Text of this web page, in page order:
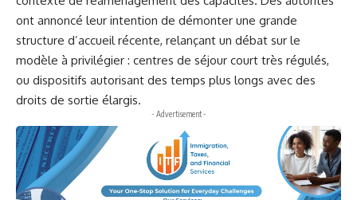
ont annoncé leur intention de démonter une grande
structure d’accueil récente, relançant un débat sur le
modèle à privilégier : centres de séjour court très régulés,
ou dispositifs autorisant des temps plus longs avec des
droits de sortie élargis.
- Advertisement -